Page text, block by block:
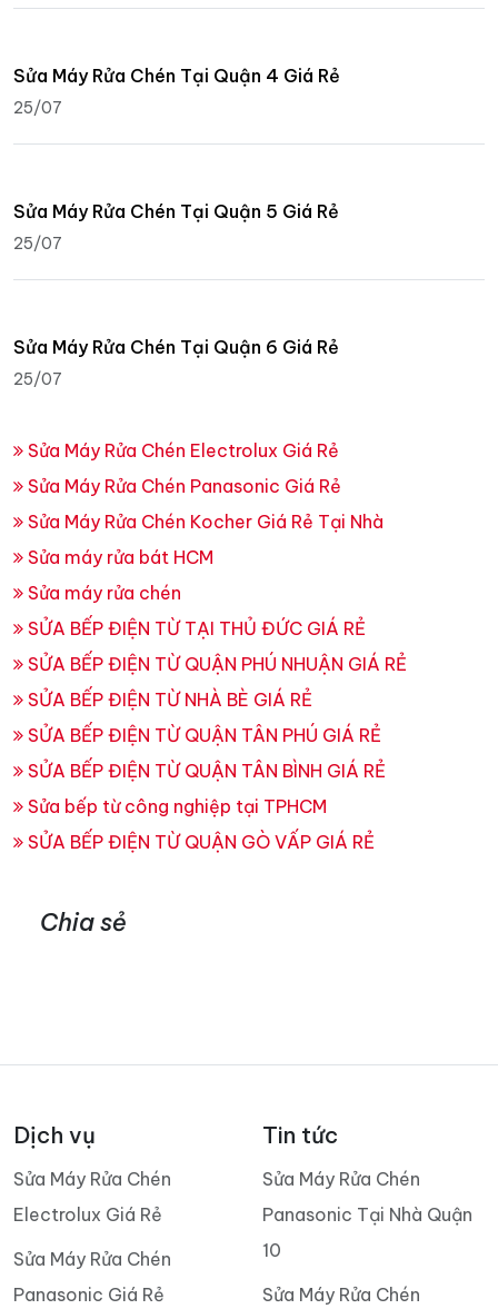
Sửa Máy Rửa Chén Tại Quận 4 Giá Rẻ
25/07
Sửa Máy Rửa Chén Tại Quận 5 Giá Rẻ
25/07
Sửa Máy Rửa Chén Tại Quận 6 Giá Rẻ
25/07
Sửa Máy Rửa Chén Electrolux Giá Rẻ
Sửa Máy Rửa Chén Panasonic Giá Rẻ
Sửa Máy Rửa Chén Kocher Giá Rẻ Tại Nhà
Sửa máy rửa bát HCM
Sửa máy rửa chén
SỬA BẾP ĐIỆN TỪ TẠI THỦ ĐỨC GIÁ RẺ
SỬA BẾP ĐIỆN TỪ QUẬN PHÚ NHUẬN GIÁ RẺ
SỬA BẾP ĐIỆN TỪ NHÀ BÈ GIÁ RẺ
SỬA BẾP ĐIỆN TỪ QUẬN TÂN PHÚ GIÁ RẺ
SỬA BẾP ĐIỆN TỪ QUẬN TÂN BÌNH GIÁ RẺ
Sửa bếp từ công nghiệp tại TPHCM
SỬA BẾP ĐIỆN TỪ QUẬN GÒ VẤP GIÁ RẺ
Chia sẻ
Dịch vụ
Sửa Máy Rửa Chén
Electrolux Giá Rẻ
Sửa Máy Rửa Chén
Panasonic Giá Rẻ
Tin tức
Sửa Máy Rửa Chén
Panasonic Tại Nhà Quận
10
Sửa Máy Rửa Chén